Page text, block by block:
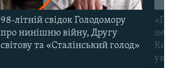
98-літній свідок Голодомору
про нинішню війну, Другу
світову та «Сталінський голод»